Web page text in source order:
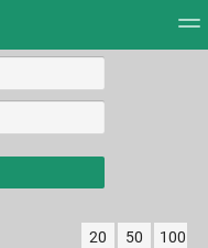
20 50 100